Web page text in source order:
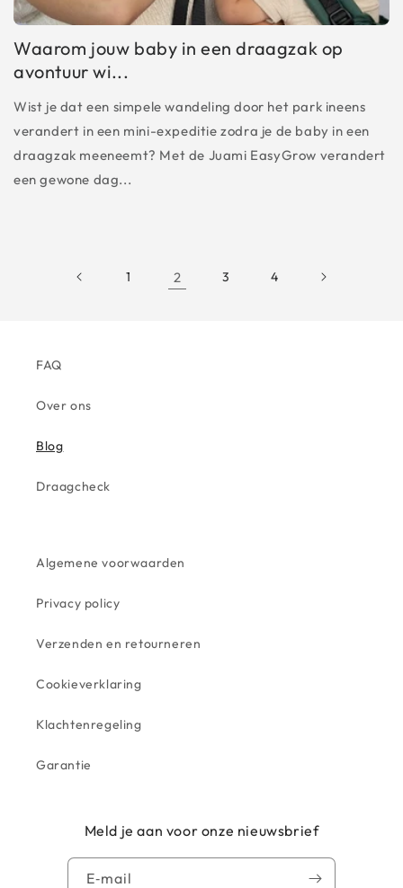
Waarom jouw baby in een draagzak op
avontuur wi...
Wist je dat een simpele wandeling door het park ineens
verandert in een mini-expeditie zodra je de baby in een
draagzak meeneemt? Met de Juami EasyGrow verandert
een gewone dag...
1 2 3 4
FAQ
Over ons
Blog
Draagcheck
Algemene voorwaarden
Privacy policy
Verzenden en retourneren
Cookieverklaring
Klachtenregeling
Garantie
Meld je aan voor onze nieuwsbrief
E‑mail